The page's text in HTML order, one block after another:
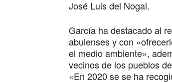
José Luis del Nogal.
García ha destacado al
abulenses y con
el medio ambiente»,
vecinos de los pueblos
«En 2020 se se ha